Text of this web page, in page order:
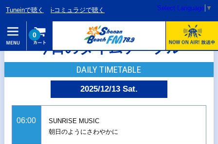
Tuneinで聴く i-コミュラジで聴く Select Language ▼
0
今日のタイムテーブル
DAILY TIMETABLE
2025/12/13 Sat.
06:00
SUNRISE MUSIC
朝日のようにさわやかに